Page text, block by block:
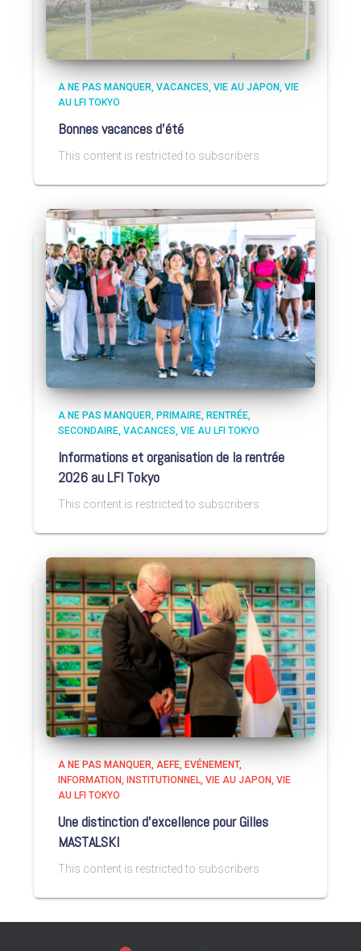
A NE PAS MANQUER VACANCES VIE AU JAPON VIE
AU LFI TOKYO
Bonnes vacances d’été
This content is restricted to subscribers
A NE PAS MANQUER PRIMAIRE RENTRÉE
SECONDAIRE VACANCES VIE AU LFI TOKYO
Informations et organisation de la rentrée
2026 au LFI Tokyo
This content is restricted to subscribers
A NE PAS MANQUER AEFE EVÉNEMENT
INFORMATION
INSTITUTIONNEL VIE AU JAPON VIE
AU LFI TOKYO
Une distinction d’excellence pour Gilles
MASTALSKI
This content is restricted to subscribers